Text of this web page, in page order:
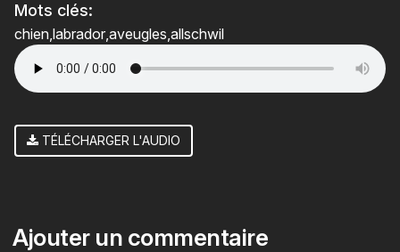
Mots clés:
chien labrador aveugles allschwil
TÉLÉCHARGER L'AUDIO
Ajouter un commentaire